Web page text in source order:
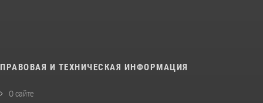
ПРАВОВАЯ И ТЕХНИЧЕСКАЯ ИНФОРМАЦИЯ
О сайте